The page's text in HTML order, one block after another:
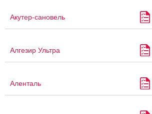
Акутер-сановель
Алгезир Ультра
Аленталь